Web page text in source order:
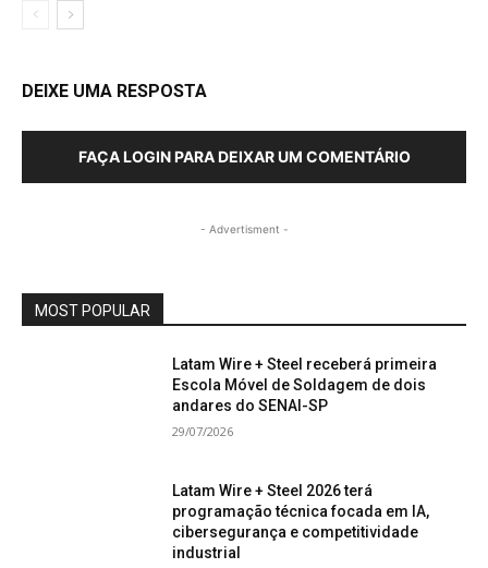
DEIXE UMA RESPOSTA
FAÇA LOGIN PARA DEIXAR UM COMENTÁRIO
- Advertisment -
MOST POPULAR
Latam Wire + Steel receberá primeira
Escola Móvel de Soldagem de dois
andares do SENAI-SP
29/07/2026
Latam Wire + Steel 2026 terá
programação técnica focada em IA,
cibersegurança e competitividade
industrial